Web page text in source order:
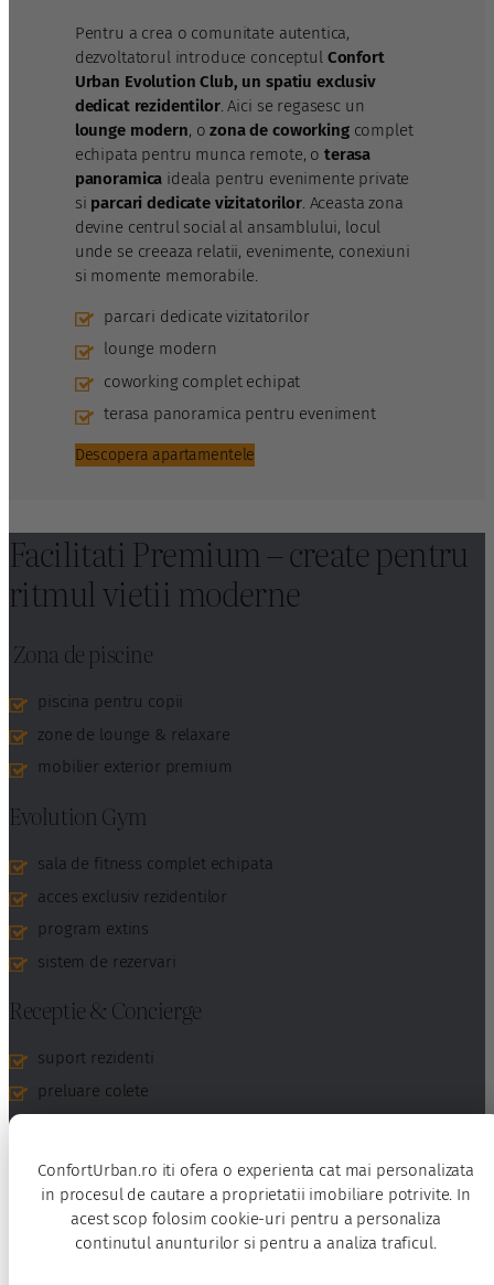
Pentru a crea o comunitate autentica,
dezvoltatorul introduce conceptul Confort
Urban Evolution Club, un spatiu exclusiv
dedicat rezidentilor. Aici se regasesc un
lounge modern, ozona de coworking complet
echipata pentru munca remote, o terasa
panoramica ideala pentru evenimente private
si parcari dedicate vizitatorilor. Aceasta zona
devine centrul social al ansamblului, locul
unde se creeaza relatii, evenimente, conexiuni
si momente memorabile.
parcari dedicate vizitatorilor
lounge modern
coworking complet echipat
terasa panoramica pentru eveniment
Descopera apartamentele
Facilitati Premium – create pentru
ritmul vietii moderne
Zona de piscine
piscina pentru copii
zone de lounge & relaxare
mobilier exterior premium
Evolution Gym
sala de fitness complet echipata
acces exclusiv rezidentilor
program extins
sistem de rezervari
Receptie & Concierge
suport rezidenti
preluare colete
Securitate avansata
ansamblu complet inchis
ConfortUrban.ro iti ofera o experienta cat mai personalizata
in procesul de cautare a proprietatii imobiliare potrivite. In
acest scop folosim cookie-uri pentru a personaliza
continutul anunturilor si pentru a analiza traficul.